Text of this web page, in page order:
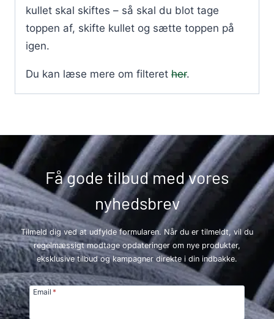
kullet skal skiftes – så skal du blot tage
toppen af, skifte kullet og sætte toppen på
igen.
Du kan læse mere om filteret her.
Få gode tilbud med vores
nyhedsbrev
Tilmeld dig ved at udfylde formularen. Når du er tilmeldt, vil du
regelmæssigt modtage opdateringer om nye produkter,
eksklusive tilbud og kampagner direkte i din indbakke.
Email *